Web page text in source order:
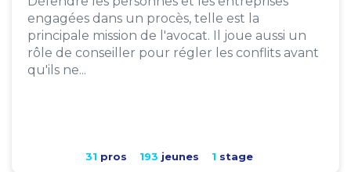
engagées dans un procès, telle est la
principale mission de l'avocat. Il joue aussi un
rôle de conseiller pour régler les conflits avant
qu'ils ne...
31 pros 193 jeunes 1 stage